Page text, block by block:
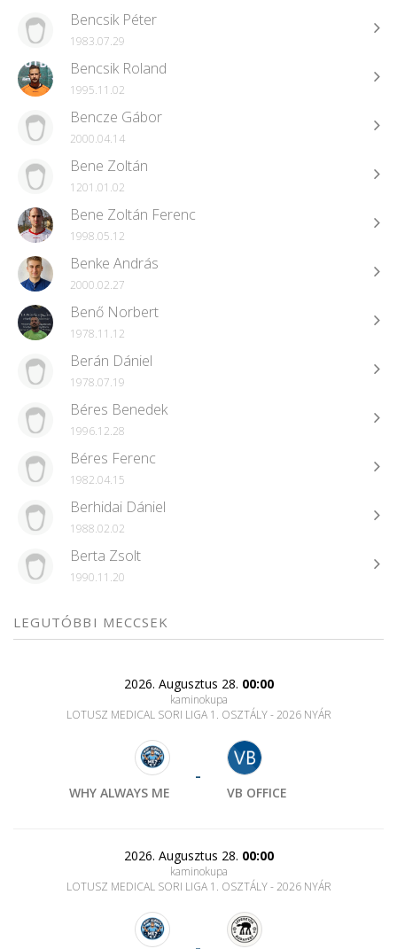
Bencsik Péter
1983.07.29
Bencsik Roland
1995.11.02
Bencze Gábor
2000.04.14
Bene Zoltán
1201.01.02
Bene Zoltán Ferenc
1998.05.12
Benke András
2000.02.27
Benő Norbert
1978.11.12
Berán Dániel
1978.07.19
Béres Benedek
1996.12.28
Béres Ferenc
1982.04.15
Berhidai Dániel
1988.02.02
Berta Zsolt
1990.11.20
LEGUTÓBBI MECCSEK
2026. Augusztus 28. 00:00
kaminokupa
LOTUSZ MEDICAL SORI LIGA 1. OSZTÁLY - 2026 NYÁR
WHY ALWAYS ME
-
VB OFFICE
2026. Augusztus 28. 00:00
kaminokupa
LOTUSZ MEDICAL SORI LIGA 1. OSZTÁLY - 2026 NYÁR